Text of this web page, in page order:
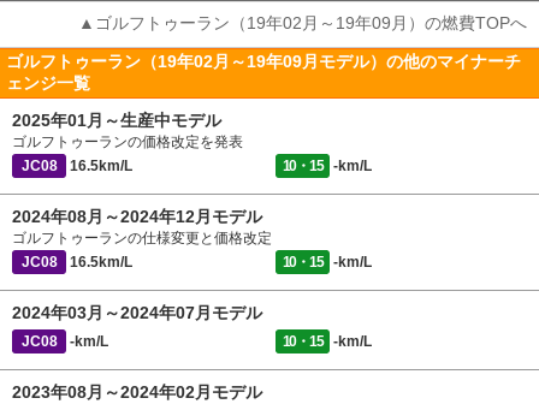
▲ゴルフトゥーラン（19年02月～19年09月）の燃費TOPへ
ゴルフトゥーラン（19年02月～19年09月モデル）の他のマイナーチ
ェンジ一覧
2025年01月～生産中モデル
ゴルフトゥーランの価格改定を発表
JC08
16.5km/L 10・15 -km/L
2024年08月～2024年12月モデル
ゴルフトゥーランの仕様変更と価格改定
JC08
16.5km/L 10・15 -km/L
2024年03月～2024年07月モデル
JC08 -km/L 10・15 -km/L
2023年08月～2024年02月モデル